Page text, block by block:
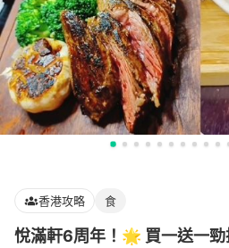
香港攻略 食
悅滿軒6周年！🌟 買一送一